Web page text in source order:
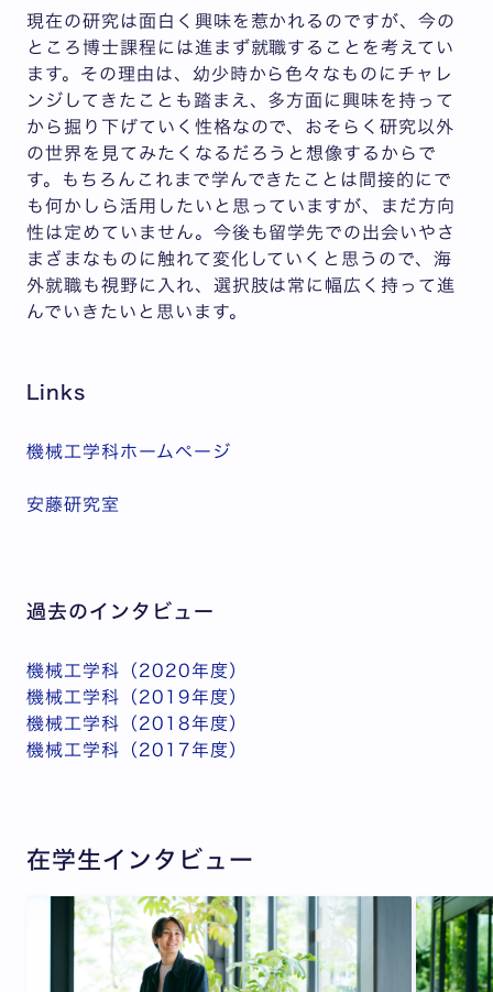
現在の研究は面白く興味を惹かれるのですが、今の
ところ博士課程には進まず就職することを考えてい
ます。その理由は、幼少時から色々なものにチャレ
ンジしてきたことも踏まえ、多方面に興味を持って
から掘り下げていく性格なので、おそらく研究以外
の世界を見てみたくなるだろうと想像するからで
す。もちろんこれまで学んできたことは間接的にで
も何かしら活用したいと思っていますが、まだ方向
性は定めていません。今後も留学先での出会いやさ
まざまなものに触れて変化していくと思うので、海
外就職も視野に入れ、選択肢は常に幅広く持って進
んでいきたいと思います。
Links
機械工学科ホームページ
安藤研究室
過去のインタビュー
機械工学科（2020年度）
機械工学科（2019年度）
機械工学科（2018年度）
機械工学科（2017年度）
在学生インタビュー